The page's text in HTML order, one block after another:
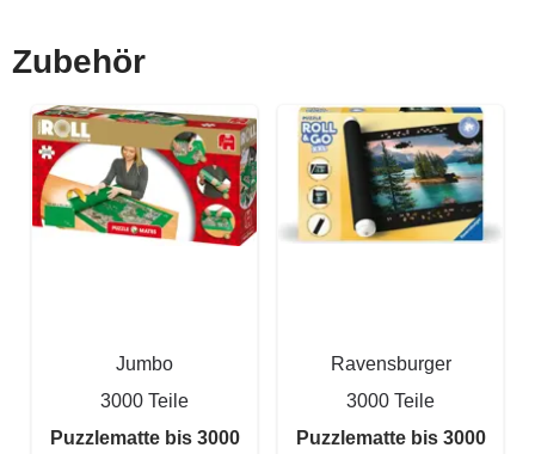
Zubehör
Jumbo
3000 Teile
Puzzlematte bis 3000
Ravensburger
3000 Teile
Puzzlematte bis 3000